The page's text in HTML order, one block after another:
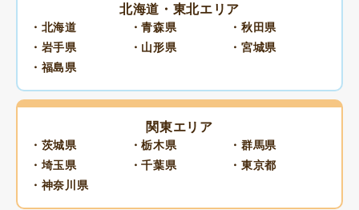
北海道・東北エリア
・北海道 ・青森県
・秋田県
・岩手県
・山形県
・宮城県
・福島県
関東エリア
・茨城県 ・栃木県
・群馬県
・埼玉県
・千葉県
・東京都
・神奈川県